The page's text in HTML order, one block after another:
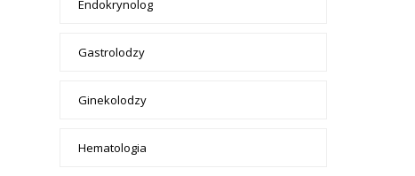
Endokrynolog
Gastrolodzy
Ginekolodzy
Hematologia